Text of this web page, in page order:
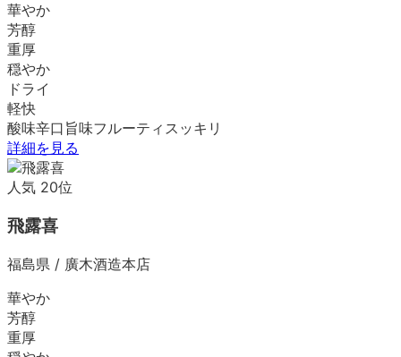
華やか
芳醇
重厚
穏やか
ドライ
軽快
酸味辛口 旨味フルーティ スッキリ
詳細を見る
人気 20位
飛露喜
福島県 / 廣木酒造本店
華やか
芳醇
重厚